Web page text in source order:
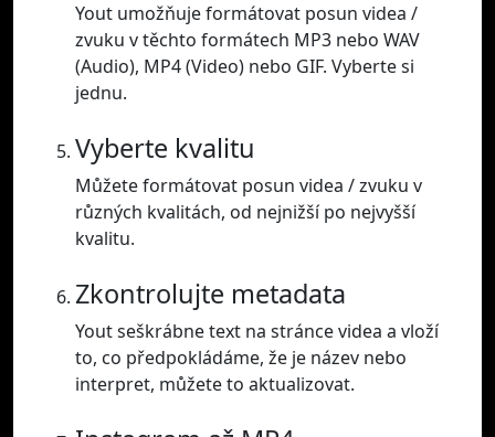
Yout umožňuje formátovat posun videa /
zvuku v těchto formátech MP3 nebo WAV
(Audio), MP4 (Video) nebo GIF. Vyberte si
jednu.
Vyberte kvalitu
Můžete formátovat posun videa / zvuku v
různých kvalitách, od nejnižší po nejvyšší
kvalitu.
Zkontrolujte metadata
Yout seškrábne text na stránce videa a vloží
to, co předpokládáme, že je název nebo
interpret, můžete to aktualizovat.